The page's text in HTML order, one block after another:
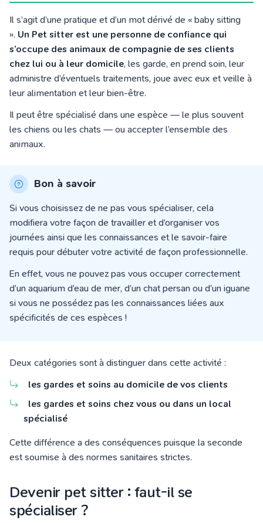
Il s’agit d’une pratique et d’un mot dérivé de « baby sitting
». Un Pet sitter est une personne de confiance qui
s’occupe des animaux de compagnie de ses clients
chez lui ou à leur domicile, les garde, en prend soin, leur
administre d’éventuels traitements, joue avec eux et veille à
leur alimentation et leur bien-être.
Il peut être spécialisé dans une espèce — le plus souvent
les chiens ou les chats — ou accepter l’ensemble des
animaux.
Bon à savoir
Si vous choisissez de ne pas vous spécialiser, cela
modifiera votre façon de travailler et d’organiser vos
journées ainsi que les connaissances et le savoir-faire
requis pour débuter votre activité de façon professionnelle.
En effet, vous ne pouvez pas vous occuper correctement
d’un aquarium d’eau de mer, d’un chat persan ou d’un iguane
si vous ne possédez pas les connaissances liées aux
spécificités de ces espèces !
Deux catégories sont à distinguer dans cette activité :
les gardes et soins au domicile de vos clients
les gardes et soins chez vous ou dans un local
spécialisé
Cette différence a des conséquences puisque la seconde
est soumise à des normes sanitaires strictes.
Devenir pet sitter : faut-il se
spécialiser ?